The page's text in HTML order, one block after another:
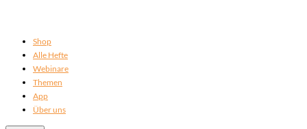
Shop
Alle Hefte
Webinare
Themen
App
Über uns